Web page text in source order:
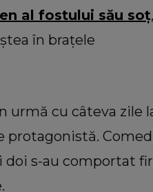
al fostului său soț
în brațele
urmă cu câteva zile
protagonistă.
s-au comportat